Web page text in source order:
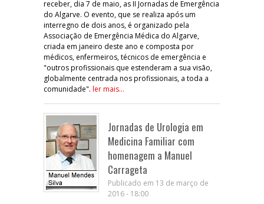
receber, dia 7 de maio, as II Jornadas de Emergência
do Algarve. O evento, que se realiza após um
interregno de dois anos, é organizado pela
Associação de Emergência Médica do Algarve,
criada em janeiro deste ano e composta por
médicos, enfermeiros, técnicos de emergência e
"outros profissionais que estenderam a sua visão,
globalmente centrada nos profissionais, a toda a
comunidade". ler mais...
Jornadas de Urologia em
Medicina Familiar com
homenagem a Manuel
Carrageta
Publicado em 13 de março de
2016 - 18:00